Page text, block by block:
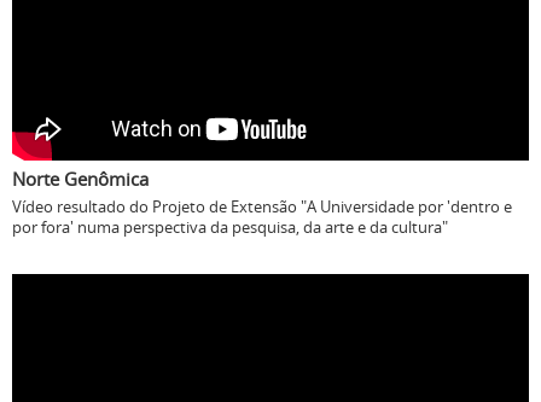
Norte Genômica
Vídeo resultado do Projeto de Extensão "A Universidade por 'dentro e
por fora' numa perspectiva da pesquisa, da arte e da cultura"